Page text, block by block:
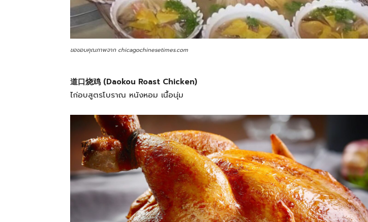
ขอขอบคุณภาพจาก chicagochinesetimes.com
道口烧鸡 (Daokou Roast Chicken)
ไก่อบสูตรโบราณ หนังหอม เนื้อนุ่ม